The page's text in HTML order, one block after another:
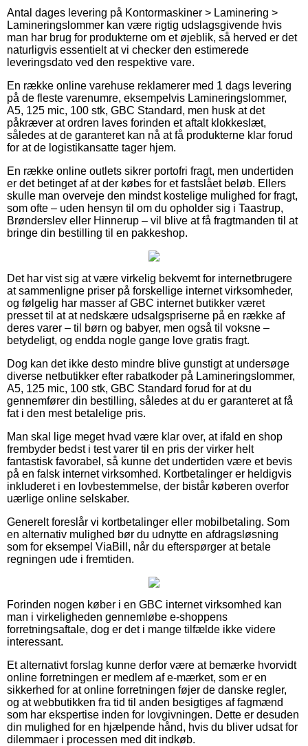
Antal dages levering på Kontormaskiner > Laminering >
Lamineringslommer kan være rigtig udslagsgivende hvis
man har brug for produkterne om et øjeblik, så herved er det
naturligvis essentielt at vi checker den estimerede
leveringsdato ved den respektive vare.
En række online varehuse reklamerer med 1 dags levering
på de fleste varenumre, eksempelvis Lamineringslommer,
A5, 125 mic, 100 stk, GBC Standard, men husk at det
påkræver at ordren laves forinden et aftalt klokkeslæt,
således at de garanteret kan nå at få produkterne klar forud
for at de logistikansatte tager hjem.
En række online outlets sikrer portofri fragt, men undertiden
er det betinget af at der købes for et fastslået beløb. Ellers
skulle man overveje den mindst kostelige mulighed for fragt,
som ofte – uden hensyn til om du opholder sig i Taastrup,
Brønderslev eller Hinnerup – vil blive at få fragtmanden til at
bringe din bestilling til en pakkeshop.
Det har vist sig at være virkelig bekvemt for internetbrugere
at sammenligne priser på forskellige internet virksomheder,
og følgelig har masser af GBC internet butikker været
presset til at at nedskære udsalgspriserne på en række af
deres varer – til børn og babyer, men også til voksne –
betydeligt, og endda nogle gange love gratis fragt.
Dog kan det ikke desto mindre blive gunstigt at undersøge
diverse netbutikker efter rabatkoder på Lamineringslommer,
A5, 125 mic, 100 stk, GBC Standard forud for at du
gennemfører din bestilling, således at du er garanteret at få
fat i den mest betalelige pris.
Man skal lige meget hvad være klar over, at ifald en shop
frembyder bedst i test varer til en pris der virker helt
fantastisk favorabel, så kunne det undertiden være et bevis
på en falsk internet virksomhed. Kortbetalinger er heldigvis
inkluderet i en lovbestemmelse, der bistår køberen overfor
uærlige online selskaber.
Generelt foreslår vi kortbetalinger eller mobilbetaling. Som
en alternativ mulighed bør du udnytte en afdragsløsning
som for eksempel ViaBill, når du efterspørger at betale
regningen ude i fremtiden.
Forinden nogen køber i en GBC internet virksomhed kan
man i virkeligheden gennemløbe e-shoppens
forretningsaftale, dog er det i mange tilfælde ikke videre
interessant.
Et alternativt forslag kunne derfor være at bemærke hvorvidt
online forretningen er medlem af e-mærket, som er en
sikkerhed for at online forretningen føjer de danske regler,
og at webbutikken fra tid til anden besigtiges af fagmænd
som har ekspertise inden for lovgivningen. Dette er desuden
din mulighed for en hjælpende hånd, hvis du bliver udsat for
dilemmaer i processen med dit indkøb.